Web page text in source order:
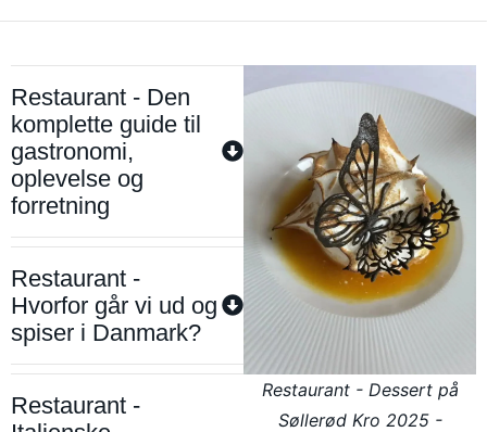
Restaurant - Den
komplette guide til
gastronomi,
oplevelse og
forretning
Restaurant -
Hvorfor går vi ud og
spiser i Danmark?
Restaurant -
Restaurant - Dessert på
Søllerød Kro 2025 -